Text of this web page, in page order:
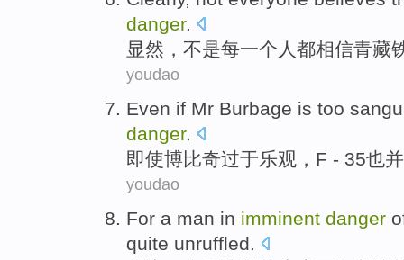
danger.
显然 ， 不是每一个人都相信青藏
youdao
Even if Mr Burbage is too
danger.
即使博比奇过于乐观 ， F - 35也并
youdao
For a man in imminent danger
quite unruffled